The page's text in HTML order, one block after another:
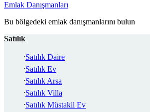
Emlak Danışmanları
Bu bölgedeki emlak danışmanlarını bulun
Satılık
Satılık Daire
Satılık Ev
Satılık Arsa
Satılık Villa
Satılık Müstakil Ev